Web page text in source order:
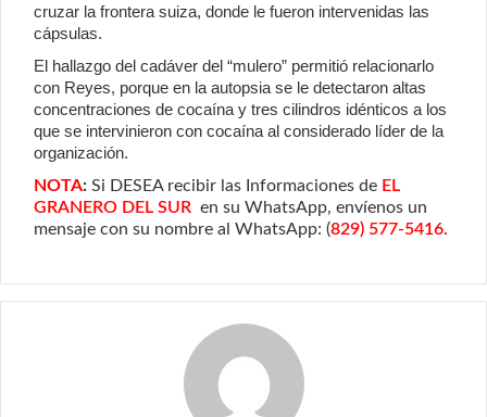
cruzar la frontera suiza, donde le fueron intervenidas las
cápsulas.
El hallazgo del cadáver del “mulero” permitió relacionarlo
con Reyes, porque en la autopsia se le detectaron altas
concentraciones de cocaína y tres cilindros idénticos a los
que se intervinieron con cocaína al considerado líder de la
organización.
NOTA: Si DESEA recibir las Informaciones de EL
GRANERO DEL SUR en su WhatsApp, envíenos un
mensaje con su nombre al WhatsApp: (829) 577-5416.